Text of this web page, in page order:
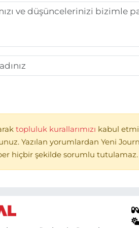
topluluk kurallarımızı kabul
Yazılan yorumlardan Yeni
hiçbir şekilde sorumlu tutulamaz.